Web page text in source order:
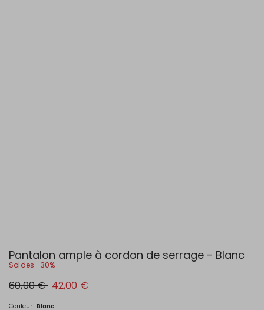
Pantalon ample à cordon de serrage - Blanc
Soldes -30%
Prix
original
€
60,00 €
Nouveau
prix
€
42,00 €
Couleur :Blanc